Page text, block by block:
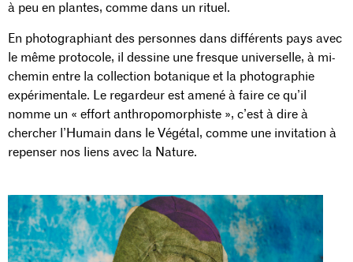
à peu en plantes, comme dans un rituel.
En photographiant des personnes dans différents pays avec
le même protocole, il dessine une fresque universelle, à mi-
chemin entre la collection botanique et la photographie
expérimentale. Le regardeur est amené à faire ce qu’il
nomme un « effort anthropomorphiste », c’est à dire à
chercher l’Humain dans le Végétal, comme une invitation à
repenser nos liens avec la Nature.